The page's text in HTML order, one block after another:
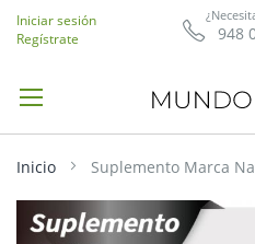
948
Iniciar sesión
Regístrate
Inicio Suplemento Marca
Saltar